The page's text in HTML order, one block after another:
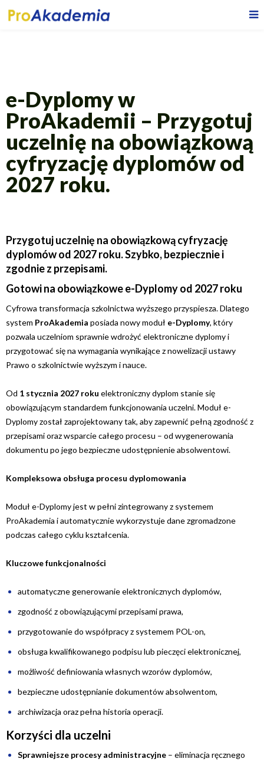
e-Dyplomy w
ProAkademii – Przygotuj
uczelnię na obowiązkową
cyfryzację dyplomów od
2027 roku.
Przygotuj uczelnię na obowiązkową cyfryzację
dyplomów od 2027 roku. Szybko, bezpiecznie i
zgodnie z przepisami.
Gotowi na obowiązkowe e-Dyplomy od 2027 roku
Cyfrowa transformacja szkolnictwa wyższego przyspiesza. Dlatego
system ProAkademia posiada nowy moduł e-Dyplomy, który
pozwala uczelniom sprawnie wdrożyć elektroniczne dyplomy i
przygotować się na wymagania wynikające z nowelizacji ustawy
Prawo o szkolnictwie wyższym i nauce.
Od 1 stycznia 2027 roku elektroniczny dyplom stanie się
obowiązującym standardem funkcjonowania uczelni. Moduł e-
Dyplomy został zaprojektowany tak, aby zapewnić pełną zgodność z
przepisami oraz wsparcie całego procesu – od wygenerowania
dokumentu po jego bezpieczne udostępnienie absolwentowi.
Kompleksowa obsługa procesu dyplomowania
Moduł e-Dyplomy jest w pełni zintegrowany z systemem
ProAkademia i automatycznie wykorzystuje dane zgromadzone
podczas całego cyklu kształcenia.
Kluczowe funkcjonalności
automatyczne generowanie elektronicznych dyplomów,
zgodność z obowiązującymi przepisami prawa,
przygotowanie do współpracy z systemem POL-on,
obsługa kwalifikowanego podpisu lub pieczęci elektronicznej,
możliwość definiowania własnych wzorów dyplomów,
bezpieczne udostępnianie dokumentów absolwentom,
archiwizacja oraz pełna historia operacji.
Korzyści dla uczelni
Sprawniejsze procesy administracyjne – eliminacja ręcznego